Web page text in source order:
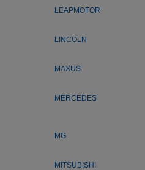
LEAPMOTOR
LINCOLN
MAXUS
MERCEDES
MG
MITSUBISHI